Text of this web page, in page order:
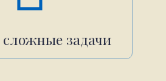
задачи